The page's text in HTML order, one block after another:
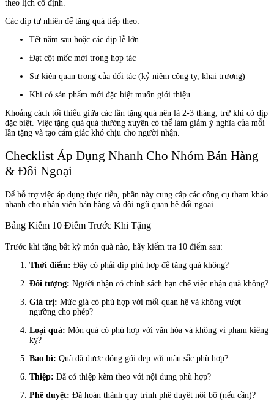
theo lịch cố định.
Các dịp tự nhiên để tặng quà tiếp theo:
Tết năm sau hoặc các dịp lễ lớn
Đạt cột mốc mới trong hợp tác
Sự kiện quan trọng của đối tác (kỷ niệm công ty, khai trương)
Khi có sản phẩm mới đặc biệt muốn giới thiệu
Khoảng cách tối thiểu giữa các lần tặng quà nên là 2-3 tháng, trừ khi có dịp
đặc biệt. Việc tặng quà quá thường xuyên có thể làm giảm ý nghĩa của mỗi
lần tặng và tạo cảm giác khó chịu cho người nhận.
Checklist Áp Dụng Nhanh Cho Nhóm Bán Hàng
& Đối Ngoại
Để hỗ trợ việc áp dụng thực tiễn, phần này cung cấp các công cụ tham khảo
nhanh cho nhân viên bán hàng và đội ngũ quan hệ đối ngoại.
Bảng Kiểm 10 Điểm Trước Khi Tặng
Trước khi tặng bất kỳ món quà nào, hãy kiểm tra 10 điểm sau:
Thời điểm: Đây có phải dịp phù hợp để tặng quà không?
Đối tượng: Người nhận có chính sách hạn chế việc nhận quà không?
Giá trị: Mức giá có phù hợp với mối quan hệ và không vượt
ngưỡng cho phép?
Loại quà: Món quà có phù hợp với văn hóa và không vi phạm kiêng
kỵ?
Bao bì: Quà đã được đóng gói đẹp với màu sắc phù hợp?
Thiệp: Đã có thiệp kèm theo với nội dung phù hợp?
Phê duyệt: Đã hoàn thành quy trình phê duyệt nội bộ (nếu cần)?